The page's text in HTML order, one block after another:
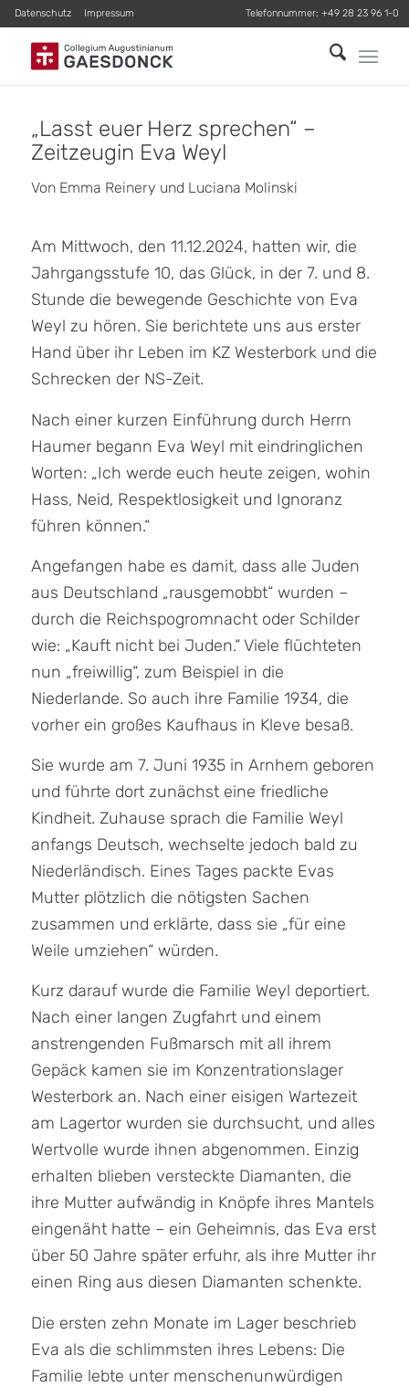
Datenschutz Impressum Telefonnummer: +49 28 23 96 1-0
„Lasst euer Herz sprechen“ –
Zeitzeugin Eva Weyl
Von Emma Reinery und Luciana Molinski
Am Mittwoch, den 11.12.2024, hatten wir, die
Jahrgangsstufe 10, das Glück, in der 7. und 8.
Stunde die bewegende Geschichte von Eva
Weyl zu hören. Sie berichtete uns aus erster
Hand über ihr Leben im KZ Westerbork und die
Schrecken der NS-Zeit.
Nach einer kurzen Einführung durch Herrn
Haumer begann Eva Weyl mit eindringlichen
Worten: „Ich werde euch heute zeigen, wohin
Hass, Neid, Respektlosigkeit und Ignoranz
führen können.“
Angefangen habe es damit, dass alle Juden
aus Deutschland „rausgemobbt“ wurden –
durch die Reichspogromnacht oder Schilder
wie: „Kauft nicht bei Juden.“ Viele flüchteten
nun „freiwillig“, zum Beispiel in die
Niederlande. So auch ihre Familie 1934, die
vorher ein großes Kaufhaus in Kleve besaß.
Sie wurde am 7. Juni 1935 in Arnhem geboren
und führte dort zunächst eine friedliche
Kindheit. Zuhause sprach die Familie Weyl
anfangs Deutsch, wechselte jedoch bald zu
Niederländisch. Eines Tages packte Evas
Mutter plötzlich die nötigsten Sachen
zusammen und erklärte, dass sie „für eine
Weile umziehen“ würden.
Kurz darauf wurde die Familie Weyl deportiert.
Nach einer langen Zugfahrt und einem
anstrengenden Fußmarsch mit all ihrem
Gepäck kamen sie im Konzentrationslager
Westerbork an. Nach einer eisigen Wartezeit
am Lagertor wurden sie durchsucht, und alles
Wertvolle wurde ihnen abgenommen. Einzig
erhalten blieben versteckte Diamanten, die
ihre Mutter aufwändig in Knöpfe ihres Mantels
eingenäht hatte – ein Geheimnis, das Eva erst
über 50 Jahre später erfuhr, als ihre Mutter ihr
einen Ring aus diesen Diamanten schenkte.
Die ersten zehn Monate im Lager beschrieb
Eva als die schlimmsten ihres Lebens: Die
Familie lebte unter menschenunwürdigen